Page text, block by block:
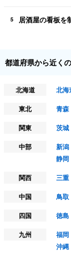
5 居酒屋の看板を
都道府県から近く
北海道
北海
東北
青森
関東
茨城
中部
新潟
静岡
関西
三重
中国
鳥取
四国
徳島
九州
福岡
沖縄